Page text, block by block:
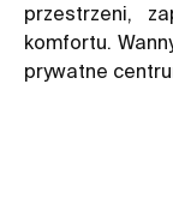
przestrzeni,
komfortu.
prywatne